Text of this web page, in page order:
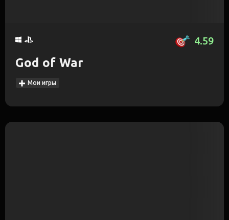
4.59
God of War
Мои игры